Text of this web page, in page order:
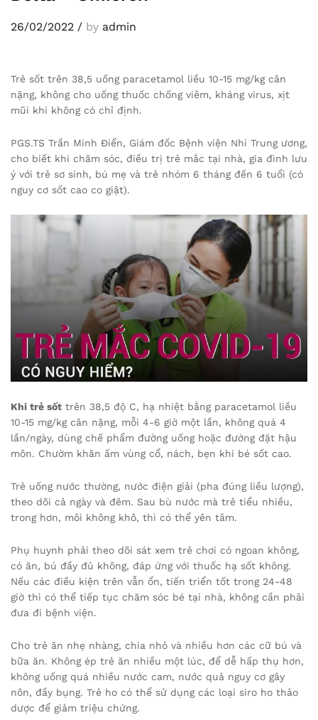
26/02/2022 / by admin
Trẻ sốt trên 38,5 uống paracetamol liều 10-15 mg/kg cân
nặng, không cho uống thuốc chống viêm, kháng virus, xịt
mũi khi không có chỉ định.
PGS.TS Trần Minh Điển, Giám đốc Bệnh viện Nhi Trung ương,
cho biết khi chăm sóc, điều trị trẻ mắc tại nhà, gia đình lưu
ý với trẻ sơ sinh, bú mẹ và trẻ nhóm 6 tháng đến 6 tuổi (có
nguy cơ sốt cao co giật).
Khi trẻ sốt trên 38,5 độ C, hạ nhiệt bằng paracetamol liều
10-15 mg/kg cân nặng, mỗi 4-6 giờ một lần, không quá 4
lần/ngày, dùng chế phẩm đường uống hoặc đường đặt hậu
môn. Chườm khăn ấm vùng cổ, nách, bẹn khi bé sốt cao.
Trẻ uống nước thường, nước điện giải (pha đúng liều lượng),
theo dõi cả ngày và đêm. Sau bù nước mà trẻ tiểu nhiều,
trong hơn, môi không khô, thì có thể yên tâm.
Phụ huynh phải theo dõi sát xem trẻ chơi có ngoan không,
có ăn, bú đầy đủ không, đáp ứng với thuốc hạ sốt không.
Nếu các điều kiện trên vẫn ổn, tiến triển tốt trong 24-48
giờ thì có thể tiếp tục chăm sóc bé tại nhà, không cần phải
đưa đi bệnh viện.
Cho trẻ ăn nhẹ nhàng, chia nhỏ và nhiều hơn các cữ bú và
bữa ăn. Không ép trẻ ăn nhiều một lúc, để dễ hấp thụ hơn,
không uống quá nhiều nước cam, nước quả nguy cơ gây
nôn, đầy bụng. Trẻ ho có thể sử dụng các loại siro ho thảo
dược để giảm triệu chứng.